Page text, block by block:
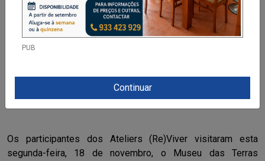
PUB
Continuar
Os participantes dos Ateliers (Re)Viver visitaram esta
segunda-feira, 18 de novembro, o Museu das Terras